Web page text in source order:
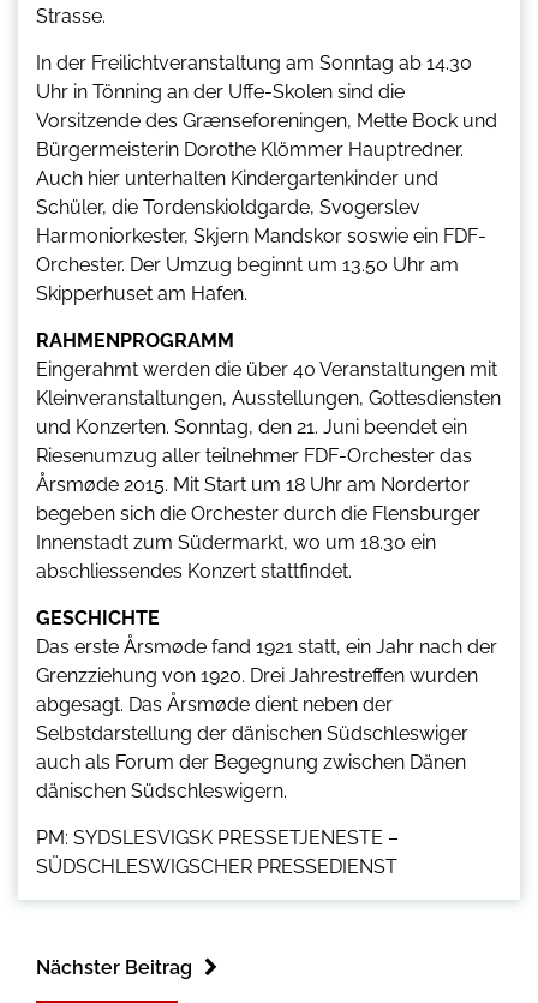
Strasse.
In der Freilichtveranstaltung am Sonntag ab 14.30
Uhr in Tönning an der Uffe-Skolen sind die
Vorsitzende des Grænseforeningen, Mette Bock und
Bürgermeisterin Dorothe Klömmer Hauptredner.
Auch hier unterhalten Kindergartenkinder und
Schüler, die Tordenskioldgarde, Svogerslev
Harmoniorkester, Skjern Mandskor soswie ein FDF-
Orchester. Der Umzug beginnt um 13.50 Uhr am
Skipperhuset am Hafen.
RAHMENPROGRAMM
Eingerahmt werden die über 40 Veranstaltungen mit
Kleinveranstaltungen, Ausstellungen, Gottesdiensten
und Konzerten. Sonntag, den 21. Juni beendet ein
Riesenumzug aller teilnehmer FDF-Orchester das
Årsmøde 2015. Mit Start um 18 Uhr am Nordertor
begeben sich die Orchester durch die Flensburger
Innenstadt zum Südermarkt, wo um 18.30 ein
abschliessendes Konzert stattfindet.
GESCHICHTE
Das erste Årsmøde fand 1921 statt, ein Jahr nach der
Grenzziehung von 1920. Drei Jahrestreffen wurden
abgesagt. Das Årsmøde dient neben der
Selbstdarstellung der dänischen Südschleswiger
auch als Forum der Begegnung zwischen Dänen
dänischen Südschleswigern.
PM: SYDSLESVIGSK PRESSETJENESTE –
SÜDSCHLESWIGSCHER PRESSEDIENST
Nächster Beitrag